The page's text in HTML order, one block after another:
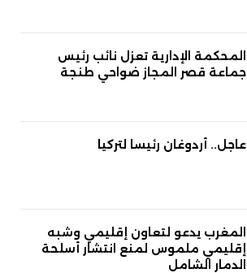
المحكمة الإدارية تعزل نائب رئيس
جماعة قصر المجاز ضواحي طنجة
عاجل.. أردوغان رئيسا لتركيا
المغرب يدعو لتعاون إقليمي وشبه
إقليمي ملموس لمنع انتشار أسلحة
الدمار الشامل